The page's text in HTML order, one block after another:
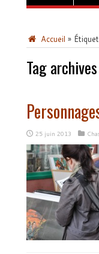
Accueil »
Tag
25 juin 2013